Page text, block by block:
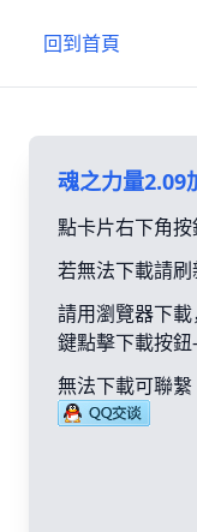
回到首頁
魂之力量2.09
點卡片右下角
若無法下載請
請用瀏覽器下
鍵點擊下載按鈕
無法下載可聯繫